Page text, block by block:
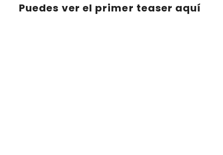
Puedes ver el primer teaser aquí